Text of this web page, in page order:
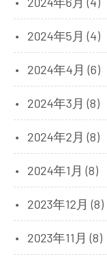
2024年5月 (4)
2024年4月 (6)
2024年3月 (8)
2024年2月 (8)
2024年1月 (8)
2023年12月 (8)
2023年11月 (8)